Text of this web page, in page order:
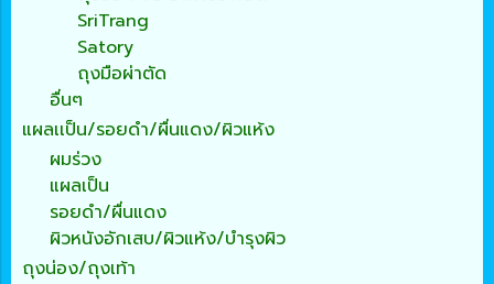
SriTrang
Satory
ถุงมือผ่าตัด
อื่นๆ
แผลเเป็น/รอยดำ/ผื่นแดง/ผิวแห้ง
ผมร่วง
แผลเป็น
รอยดำ/ผื่นแดง
ผิวหนังอักเสบ/ผิวแห้ง/บำรุงผิว
ถุงน่อง/ถุงเท้า